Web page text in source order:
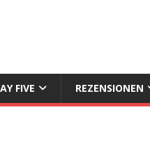
FIVE REZENSIONEN